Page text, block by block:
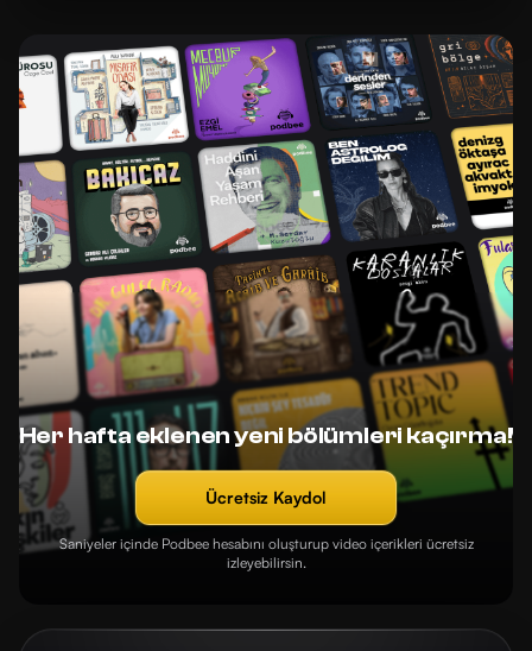
Her hafta eklenen yeni bölümleri kaçırma!
Ücretsiz Kaydol
Saniyeler içinde Podbee hesabını oluşturup video içerikleri ücretsiz
izleyebilirsin.